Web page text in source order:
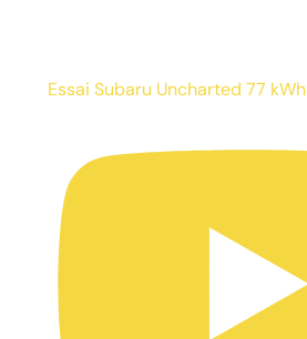
Essai Subaru Uncharted 77